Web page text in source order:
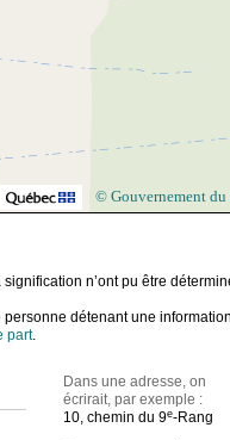
© Gouvernement du
n’ont pu être
détenant une
part.
Dans une adresse, on
écrirait, par exemple :
10, chemin du 9e-Rang